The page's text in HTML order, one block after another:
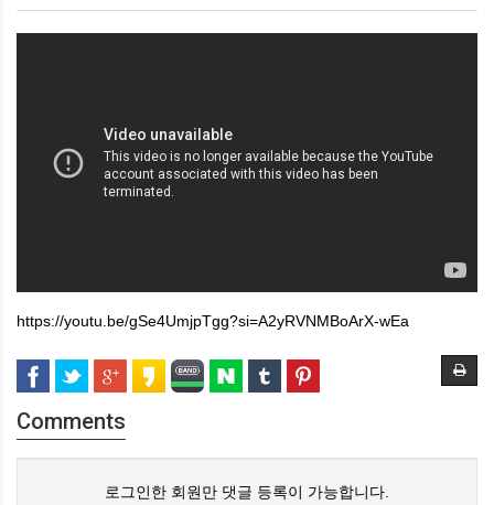
https://youtu.be/gSe4UmjpTgg?si=A2yRVNMBoArX-wEa
Comments
로그인한 회원만 댓글 등록이 가능합니다.